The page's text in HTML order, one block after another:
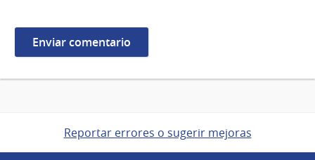
Reportar errores o sugerir mejoras